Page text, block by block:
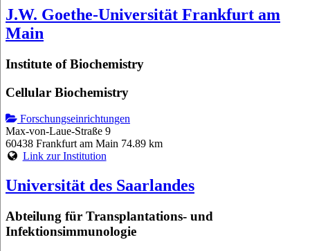
J.W. Goethe-Universität Frankfurt am
Main
Institute of Biochemistry
Cellular Biochemistry
Forschungseinrichtungen
Max-von-Laue-Straße 9
60438 Frankfurt am Main 74.89 km
Link zur Institution
Universität des Saarlandes
Abteilung für Transplantations- und
Infektionsimmunologie